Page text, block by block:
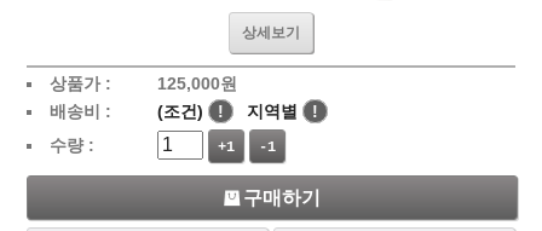
상세보기
상품가 : 125,000원
배송비 :
(조건) ! 지역별
!
수량 :
+1 -1
구매하기